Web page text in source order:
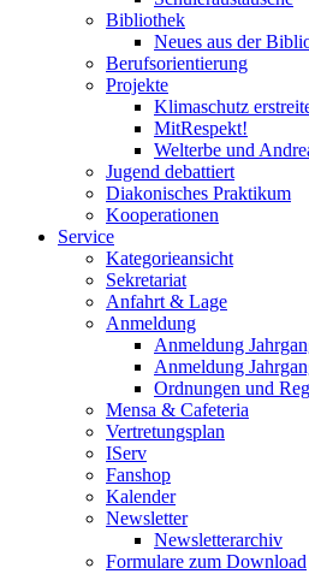
Bibliothek
Neues aus der
Berufsorientierung
Projekte
Klimaschutz
MitRespekt!
Welterbe und
Jugend debattiert
Diakonisches Praktikum
Kooperationen
Service
Kategorieansicht
Sekretariat
Anfahrt & Lage
Anmeldung
Anmeldung
Anmeldung
Ordnungen und
Mensa & Cafeteria
Vertretungsplan
IServ
Fanshop
Kalender
Newsletter
Newsletterarchiv
Formulare zum Download